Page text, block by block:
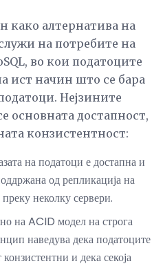
како алтернатива на
на потребите на
во кои податоците
ист начин што се бара
Нејзините
достапност,
конзистентност:
на податоци е достапна и
од репликација на
неколку сервери.
на ACID модел на строга
наведува дека податоците
и дека секоја